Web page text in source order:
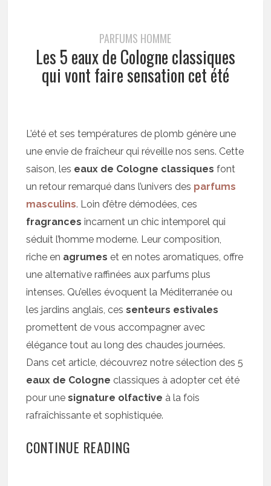
PARFUMS HOMME
Les 5 eaux de Cologne classiques
qui vont faire sensation cet été
L’été et ses températures de plomb génère une
une envie de fraîcheur qui réveille nos sens. Cette
saison, les eaux de Cologne classiques font
un retour remarqué dans l’univers des parfums
masculins. Loin d’être démodées, ces
fragrances incarnent un chic intemporel qui
séduit l’homme moderne. Leur composition,
riche en agrumes et en notes aromatiques, offre
une alternative raffinées aux parfums plus
intenses. Qu’elles évoquent la Méditerranée ou
les jardins anglais, cessenteurs estivales
promettent de vous accompagner avec
élégance tout au long des chaudes journées.
Dans cet article, découvrez notre sélection des 5
eaux de Cologne classiques à adopter cet été
pour unesignature olfactive à la fois
rafraîchissante et sophistiquée.
CONTINUE READING